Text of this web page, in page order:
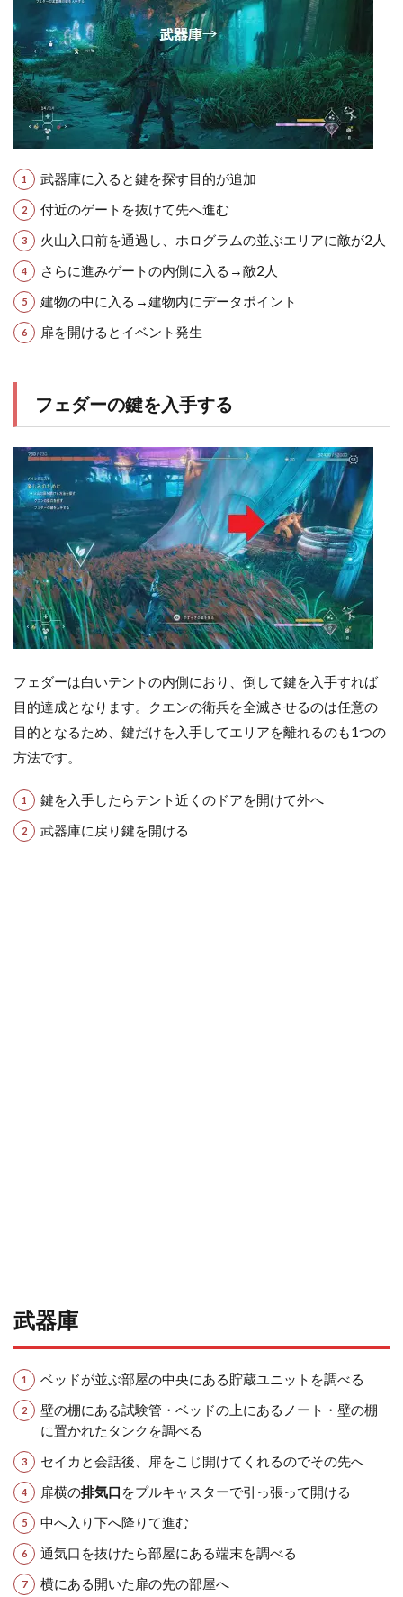
武器庫に入ると鍵を探す目的が追加
付近のゲートを抜けて先へ進む
火山入口前を通過し、ホログラムの並ぶエリアに敵が2人
さらに進みゲートの内側に入る→敵2人
建物の中に入る→建物内にデータポイント
扉を開けるとイベント発生
フェダーの鍵を入手する
フェダーは白いテントの内側におり、倒して鍵を入手すれば
目的達成となります。クエンの衛兵を全滅させるのは任意の
目的となるため、鍵だけを入手してエリアを離れるのも1つの
方法です。
鍵を入手したらテント近くのドアを開けて外へ
武器庫に戻り鍵を開ける
武器庫
ベッドが並ぶ部屋の中央にある貯蔵ユニットを調べる
壁の棚にある試験管・ベッドの上にあるノート・壁の棚
に置かれたタンクを調べる
セイカと会話後、扉をこじ開けてくれるのでその先へ
扉横の排気口 をプルキャスターで引っ張って開ける
中へ入り下へ降りて進む
通気口を抜けたら部屋にある端末を調べる
横にある開いた扉の先の部屋へ